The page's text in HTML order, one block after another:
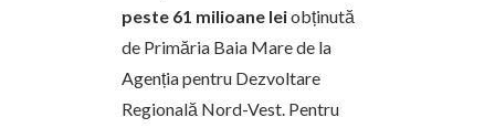
peste 61 milioane leiobținută
de Primăria Baia Mare de la
Agenția pentru Dezvoltare
Regională Nord-Vest. Pentru